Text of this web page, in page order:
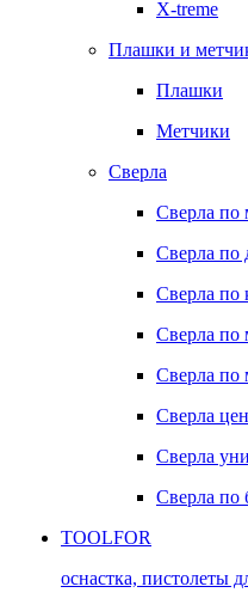
X-treme
Плашки и
Плашки
Метчики
Сверла
Сверла по
Сверла по
Сверла по
Сверла по
Сверла по
Сверла
Сверла
Сверла по
TOOLFOR
оснастка, пистолеты